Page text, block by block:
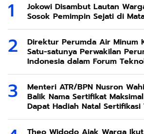
Jokowi Disambut Lautan
Sosok Pemimpin Sejati di
Direktur Perumda Air Minum
Satu-satunya Perwakilan
Indonesia dalam Forum
di Taiwan
Menteri ATR/BPN Nusron
Balik Nama Sertifikat
Dapat Hadiah Natal Sertifikasi